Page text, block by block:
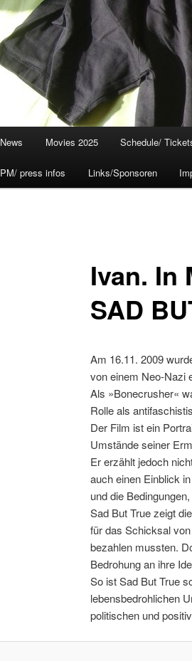
News Movies 2025 Schedule/
PM/ press infos Links/Sponsoren
Ivan. In
SAD
Am 16.11. 2009
von einem Neo-Nazi
Als »Bonecrusher«
Rolle als
Der Film ist ein
Umstände seiner
Er erzählt jedoch
auch einen Einblick
und die
Sad But True zeigt
für das Schicksal
bezahlen mussten.
Bedrohung an ihre
So ist Sad But True
lebensbedrohlichen
politischen und